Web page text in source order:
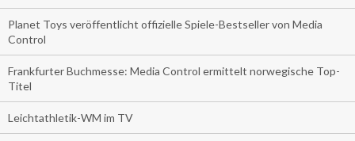
Planet Toys veröffentlicht offizielle Spiele-Bestseller von Media
Control
Frankfurter Buchmesse: Media Control ermittelt norwegische Top-
Titel
Leichtathletik-WM im TV